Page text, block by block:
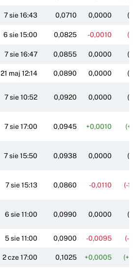
7 sie 16:43 0,0710 0,0000
6 sie 15:00 0,0825 -0,0010 (-
7 sie 16:47 0,0855 0,0000
21 maj 12:14 0,0890 0,0000
7 sie 10:52 0,0920 0,0000
7 sie 17:00 0,0945 +0,0010
7 sie 15:50 0,0938 0,0000
7 sie 15:13 0,0860 -0,0110 (-
6 sie 11:00 0,0990 0,0000
5 sie 11:00 0,0900 -0,0095 (-
2 cze 17:00 0,1025 +0,0005